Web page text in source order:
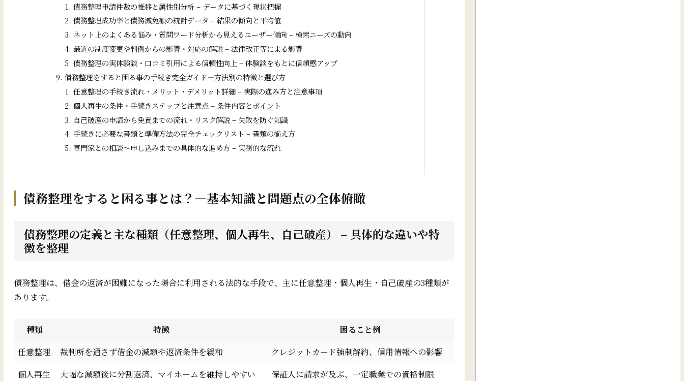
債務整理申請件数の推移と属性別分析 – データに基づく現状把握
債務整理成功率と債務減免額の統計データ – 結果の傾向と平均値
ネット上のよくある悩み・質問ワード分析から見えるユーザー傾向 – 検索ニーズの動向
最近の制度変更や判例からの影響・対応の解説 – 法律改正等による影響
債務整理の実体験談・口コミ引用による信頼性向上 – 体験談をもとに信頼感アップ
債務整理をすると困る事の手続き完全ガイド―方法別の特徴と選び方
任意整理の手続き流れ・メリット・デメリット詳細 – 実際の進み方と注意事項
個人再生の条件・手続きステップと注意点 – 条件内容とポイント
自己破産の申請から免責までの流れ・リスク解説 – 失敗を防ぐ知識
手続きに必要な書類と準備方法の完全チェックリスト – 書類の揃え方
専門家との相談～申し込みまでの具体的な進め方 – 実務的な流れ
債務整理をすると困る事とは？―基本知識と問題点の全体俯瞰
債務整理の定義と主な種類（任意整理、個人再生、自己破産） – 具体的な違いや特
徴を整理
債務整理は、借金の返済が困難になった場合に利用される法的な手段で、主に任意整理・個人再生・自己破産の3種類が
あります。
種類 特徴
困ること例
任意整理
裁判所を通さず借金の減額や返済条件を緩和
クレジットカード強制解約、信用情報への影響
個人再生
大幅な減額後に分割返済、マイホームを維持しやすい
保証人に請求が及ぶ、一定職業での資格制限